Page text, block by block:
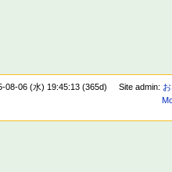
08-06 (水) 19:45:13 (365d) Site admin: